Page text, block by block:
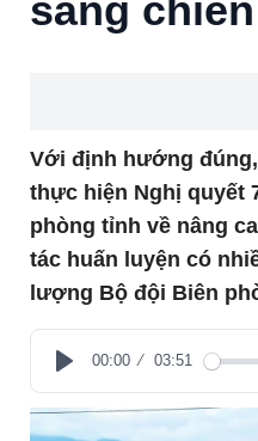
sàng
Với định hướng
thực hiện Nghị quyết
phòng tỉnh về nâng
tác huấn luyện có
lượng Bộ đội Biên
Play
00:00 03:51